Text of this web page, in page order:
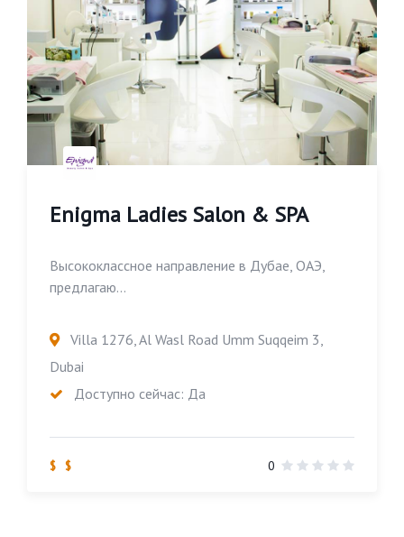
Enigma Ladies Salon & SPA
Высококлассное направление в Дубае, ОАЭ,
предлагаю...
Villa 1276, Al Wasl Road Umm Suqqeim 3,
Dubai
Доступно сейчас: Да
$ $ 0